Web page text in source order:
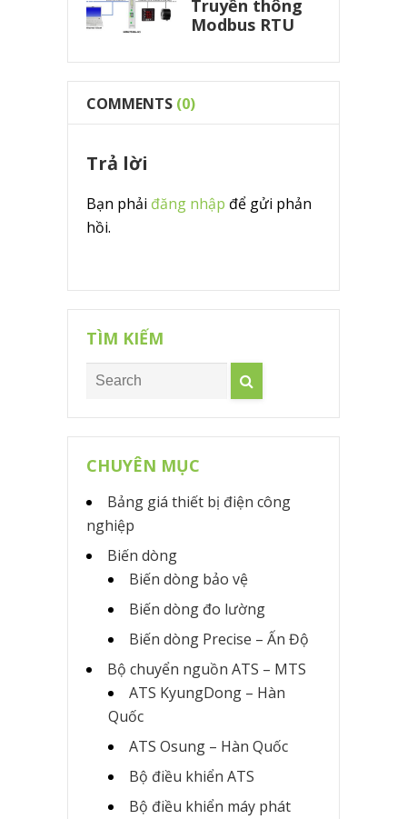
Truyền thông
Modbus RTU
COMMENTS (0)
Trả lời
Bạn phải đăng nhập để gửi phản
hồi.
TÌM KIẾM
CHUYÊN MỤC
Bảng giá thiết bị điện công
nghiệp
Biến dòng
Biến dòng bảo vệ
Biến dòng đo lường
Biến dòng Precise – Ấn Độ
Bộ chuyển nguồn ATS – MTS
ATS KyungDong – Hàn
Quốc
ATS Osung – Hàn Quốc
Bộ điều khiển ATS
Bộ điều khiển máy phát